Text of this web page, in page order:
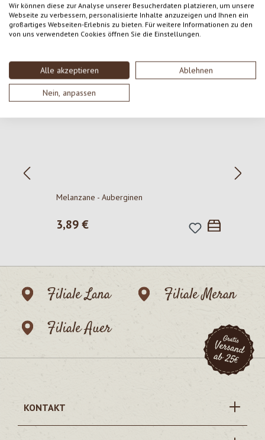
Wir können diese zur Analyse unserer Besucherdaten platzieren, um unsere
Webseite zu verbessern, personalisierte Inhalte anzuzeigen und Ihnen ein
großartiges Webseiten-Erlebnis zu bieten. Für weitere Informationen zu den
von uns verwendeten Cookies öffnen Sie die Einstellungen.
Alle akzeptieren Ablehnen
Nein, anpassen
Creme geben. Vanille und Ingwer unterrühren. Die
Sahne steif schlagen und unter die Orangencreme
heben. Die Creme in Dessertgläser füllen und mit
Produktgalerie überspringen
Melanzane - Auberginen
Regulärer Preis:
3,89 €
Filiale Lana
Filiale Meran
Filiale Auer
KONTAKT